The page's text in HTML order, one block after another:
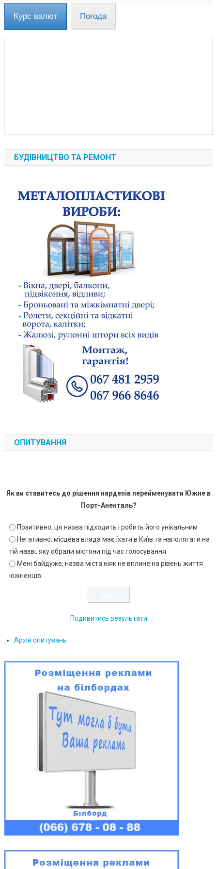
Курс валют Погода
БУДІВНИЦТВО ТА РЕМОНТ
ОПИТУВАННЯ
Як ви ставитесь до рішення нардепів перейменувати Южне в
Порт-Аненталь?
Позитивно, ця назва підходить і робить його унікальним
Негативно, місцева влада має їхати в Київ та наполягати на
тій назві, яку обрали містяни під час голосування
Мені байдуже, назва міста ніяк не вплине на рівень життя
южненців
Подивитись результати
Архів опитувань